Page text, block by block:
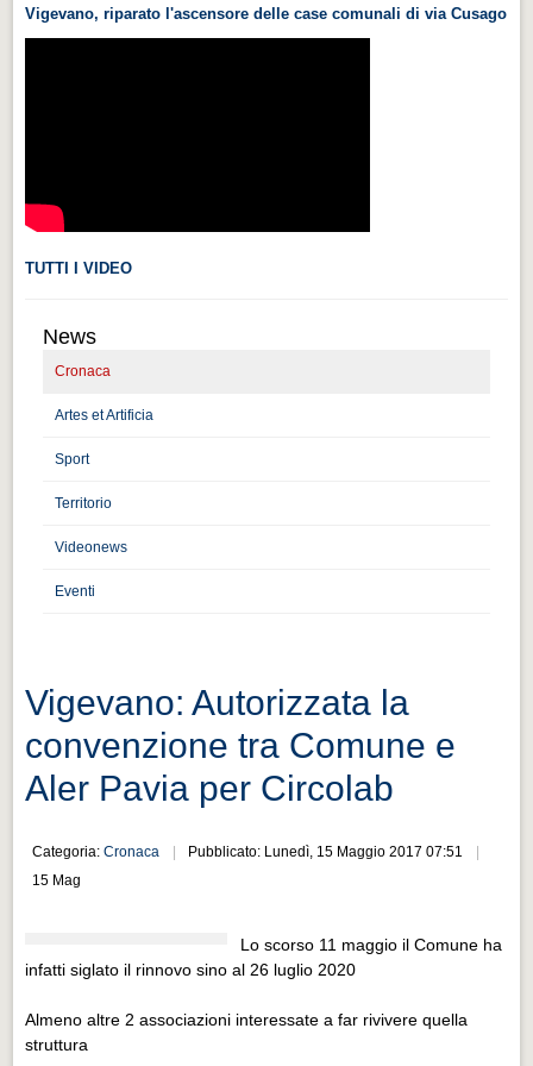
Videonews
CHI SIAMO
CITTÀ
Guida turistica rapida
Guida turistica rapida
Musica e teatro
Musica e teatro
Distretto industriale
Distretto industriale
Muoversi a Vigevano
Cultura e turismo 4.0
PROGETTI
PROGETTI
Progetti Aperti
Progetti Realizzati
EVENTI
Vigevano, riparato l'ascensore delle case comunali di via Cusago
TUTTI I VIDEO
News
Cronaca
Artes et Artificia
Sport
Territorio
Videonews
Eventi
Vigevano: Autorizzata la
convenzione tra Comune e
Aler Pavia per Circolab
Categoria:Cronaca
Pubblicato: Lunedì, 15 Maggio 2017 07:51
15 Mag
Lo scorso 11 maggio il Comune ha
infatti siglato il rinnovo sino al 26 luglio 2020
Almeno altre 2 associazioni interessate a far rivivere quella
struttura